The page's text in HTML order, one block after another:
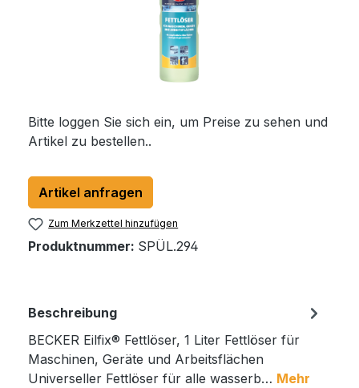
Bitte loggen Sie sich ein, um Preise zu sehen und
Artikel zu bestellen..
Artikel anfragen
Zum Merkzettel hinzufügen
Produktnummer: SPÜL.294
Beschreibung
BECKER Eilfix® Fettlöser, 1 Liter Fettlöser für
Maschinen, Geräte und Arbeitsflächen
Universeller Fettlöser für alle wasserb… Mehr